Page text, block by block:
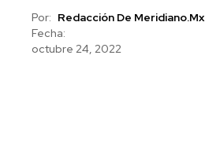
Por: Redacción De Meridiano.mx
Fecha:
octubre 24, 2022